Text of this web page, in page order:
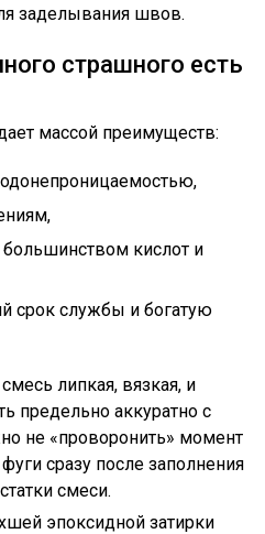
заделывания швов.
страшного есть
массой преимуществ:
большинством кислот и
срок службы и богатую
липкая, вязкая, и
предельно аккуратно с
не «проворонить» момент
сразу после заполнения
смеси.
эпоксидной затирки